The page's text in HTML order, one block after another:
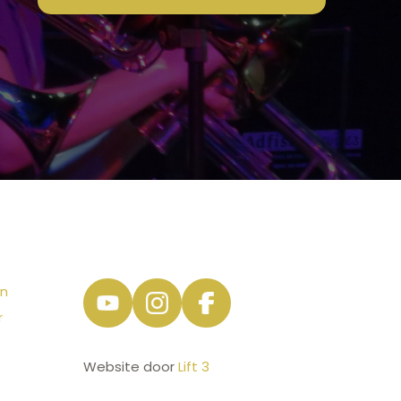
Website doorLift 3